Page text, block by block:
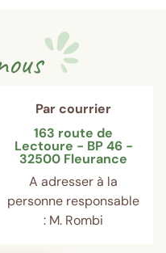
Par courrier
163 route de
Lectoure - BP 46 -
32500 Fleurance
A adresser à la
personne responsable
: M. Rombi